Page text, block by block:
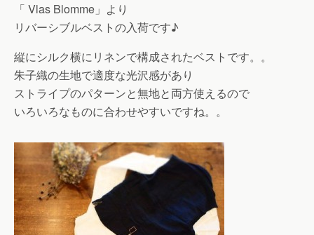
「 Vlas Blomme」より
リバーシブルベストの入荷です♪
縦にシルク横にリネンで構成されたベストです。。
朱子織の生地で適度な光沢感があり
ストライプのパターンと無地と両方使えるので
いろいろなものに合わせやすいですね。。